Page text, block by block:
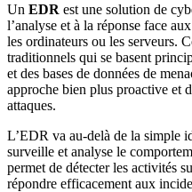
Un EDR est une solution de
l’analyse et à la réponse face
les ordinateurs ou les serveurs.
traditionnels qui se basent
et des bases de données de
approche bien plus proactive et
attaques.
L’EDR va au-delà de la simple
surveille et analyse le
permet de détecter les activités
répondre efficacement aux